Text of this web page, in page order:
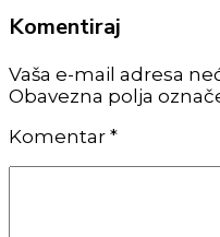
Komentiraj
Vaša e-mail adresa
Obavezna polja
Komentar *